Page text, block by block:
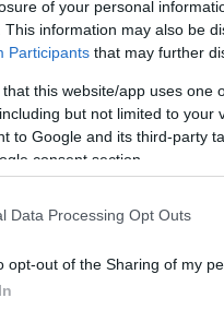
of your personal
This information may also be
Participants that may further
that this website/app uses
but not limited to your
to Google and its third-party
consent section.
Data Processing Opt Outs
opt-out of the Sharing of my
son alentadoras,
empresas como
con subidas del
con el